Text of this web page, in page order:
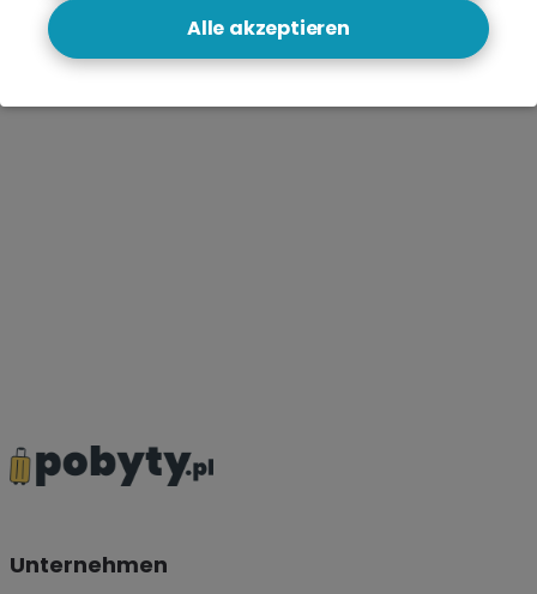
Unternehmen
Alle akzeptieren